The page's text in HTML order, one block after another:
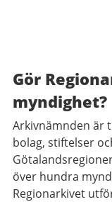
Gör
myndighet?
Arkivnämnden är
bolag, stiftelser
över hundra
Regionarkivet